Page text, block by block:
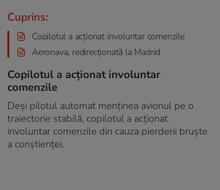
Cuprins:
Copilotul a acționat involuntar comenzile
Aeronava, redirecționată la Madrid
Copilotul a acționat involuntar
comenzile
Deși pilotul automat menținea avionul pe o
traiectorie stabilă, copilotul a acționat
involuntar comenzile din cauza pierderii bruște
a conștienței.